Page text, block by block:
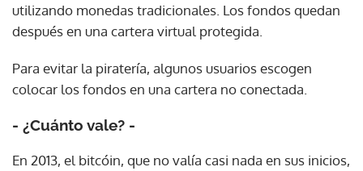
utilizando monedas tradicionales. Los fondos quedan
después en una cartera virtual protegida.
Para evitar la piratería, algunos usuarios escogen
colocar los fondos en una cartera no conectada.
- ¿Cuánto vale? -
En 2013, el bitcóin, que no valía casi nada en sus inicios,